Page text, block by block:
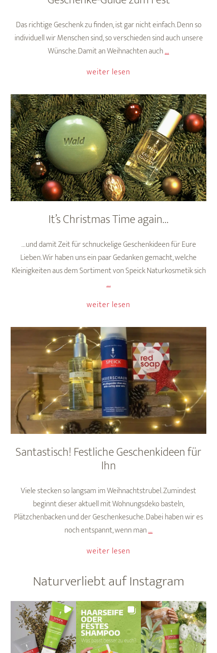
Das richtige Geschenk zu finden, ist gar nicht einfach. Denn so
individuell wir Menschen sind, so verschieden sind auch unsere
Wünsche. Damit an Weihnachten auch…Geschenke-
weiter lesen
It’s Christmas Time again…
…und damit Zeit für schnuckelige Geschenkideen für Eure
Lieben. Wir haben uns ein paar Gedanken gemacht, welche
Kleinigkeiten aus dem Sortiment von Speick Naturkosmetik sich
…It’s
Time
weiter lesen
Santastisch! Festliche Geschenkideen für
Ihn
Viele stecken so langsam im Weihnachtstrubel. Zumindest
beginnt dieser aktuell mit Wohnungsdeko basteln,
Plätzchenbacken und der Geschenkesuche. Dabei haben wir es
noch entspannt, wenn man…Santastisch!
Ihn
weiter lesen
Naturverliebt auf Instagram